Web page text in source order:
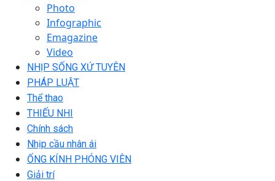
Photo
Infographic
Emagazine
Video
NHỊP SỐNG XỨ TUYÊN
PHÁP LUẬT
Thể thao
THIẾU NHI
Chính sách
Nhịp cầu nhân ái
ỐNG KÍNH PHÓNG VIÊN
Giải trí